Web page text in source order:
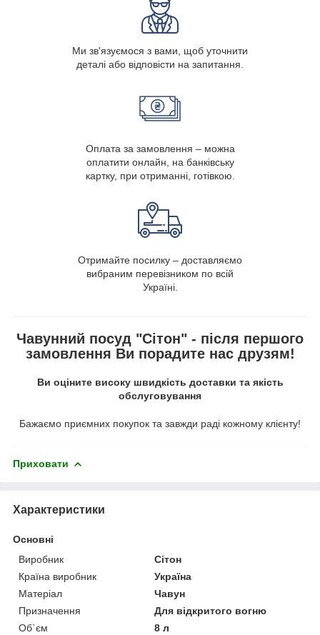
Ми зв'язуємося з вами, щоб уточнити
деталі або відповісти на запитання.
Оплата за замовлення – можна
оплатити онлайн, на банківську
картку, при отриманні, готівкою.
Отримайте посилку – доставляємо
вибраним перевізником по всій
Україні.
Чавунний посуд "Сітон" - після першого
замовлення Ви порадите нас друзям!
Ви оціните високу швидкість доставки та якість
обслуговування
Бажаємо приємних покупок та завжди раді кожному клієнту!
Приховати
Характеристики
Основні
Виробник
Сітон
Країна виробник
Україна
Матеріал
Чавун
Призначення
Для відкритого вогню
Об`єм
8 л